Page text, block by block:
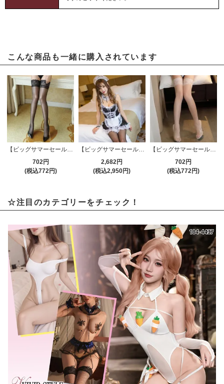
こんな商品も一緒に購入されています
【ビッグサマーセール対象品】ストッキング(STOCKING) 184bk
702円
(税込772円)
【ビッグサマーセール対象品】セクシーコスプレ(SEXYCOSPLAY) 154
2,682円
(税込2,950円)
【ビッグサマーセール対象品】ストッキング(STOCKING) 184wt
702円
(税込772円)
☆注目のカテゴリーをチェック！